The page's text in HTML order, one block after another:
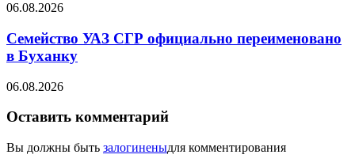
06.08.2026
Семейство УАЗ СГР официально переименовано
в Буханку
06.08.2026
Оставить комментарий
Вы должны быть залогиненыдля комментирования